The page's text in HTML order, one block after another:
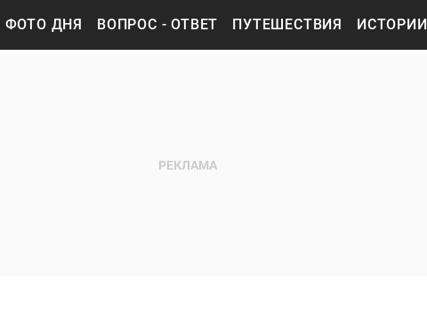
ФОТО ДНЯ ВОПРОС - ОТВЕТ ПУТЕШЕСТВИЯ ИСТОРИИ